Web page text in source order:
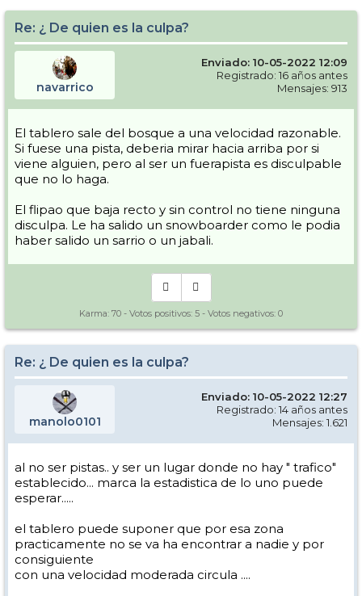
Re: ¿ De quien es la culpa?
navarrico
Enviado: 10-05-2022 12:09
Registrado: 16 años antes
Mensajes: 913
El tablero sale del bosque a una velocidad razonable.
Si fuese una pista, deberia mirar hacia arriba por si
viene alguien, pero al ser un fuerapista es disculpable
que no lo haga.
El flipao que baja recto y sin control no tiene ninguna
disculpa. Le ha salido un snowboarder como le podia
haber salido un sarrio o un jabali.
Karma: 70 - Votos positivos: 5 - Votos negativos: 0
Re: ¿ De quien es la culpa?
manolo0101
Enviado: 10-05-2022 12:27
Registrado: 14 años antes
Mensajes: 1.621
al no ser pistas.. y ser un lugar donde no hay " trafico"
establecido... marca la estadistica de lo uno puede
esperar.....
el tablero puede suponer que por esa zona
practicamente no se va ha encontrar a nadie y por
consiguiente
con una velocidad moderada circula ....